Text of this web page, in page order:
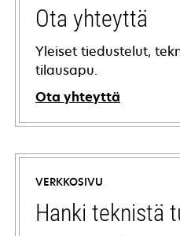
Ota yhteyttä
Yleiset tiedustelut,
tilausapu.
Ota yhteyttä
VERKKOSIVU
Hanki teknistä